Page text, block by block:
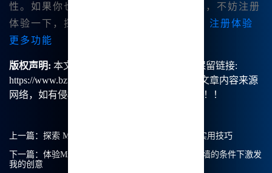
性。如果你也想体验这款优秀的绘画工具，不妨注册
体验一下，探索.属于👍你的创意世界吧！ 注册体验
更多功能
版权声明: 本文由【B族智能】原创，转载请保留链接:
https://www.bzu.cn/news/show/5884.html，部分文章内容来源
网络，如有侵权请联系我们删除处理。谢谢！！！
上一篇： 探索 Midjourney 中文绘画的无限可能性与实用技巧
下一篇： 体验Midjourney中文绘画：我如何在没有翻墙的条件下激发
我的创意